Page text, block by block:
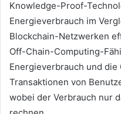
Knowledge-Proof-
Energieverbrauch im
Blockchain-Netzwerken
Off-Chain-Computing-
Energieverbrauch und
Transaktionen von
wobei der Verbrauch nur